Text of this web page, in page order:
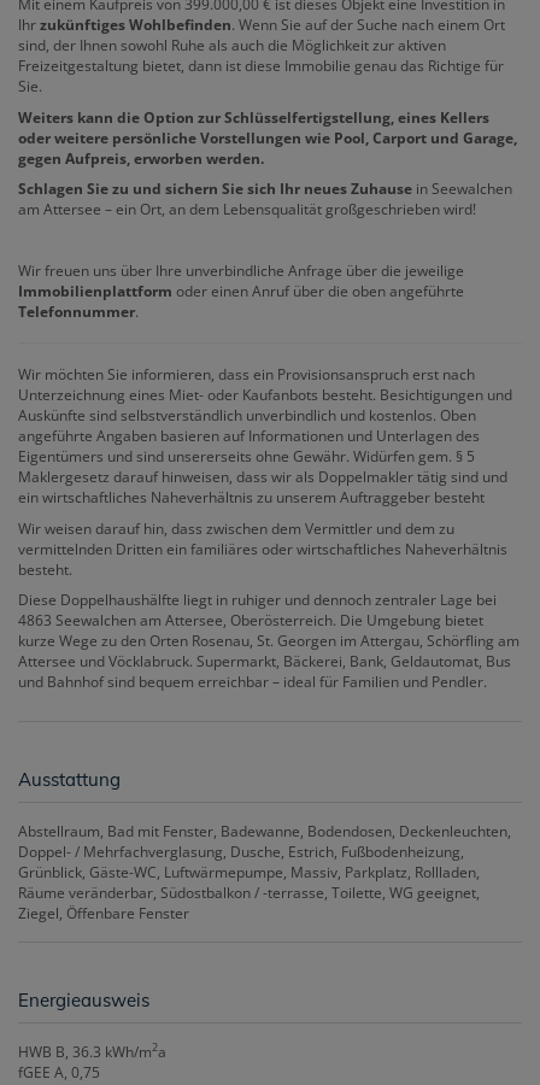
Mit einem Kaufpreis von 399.000,00 € ist dieses Objekt eine Investition in
Ihrzukünftiges Wohlbefinden. Wenn Sie auf der Suche nach einem Ort
sind, der Ihnen sowohl Ruhe als auch die Möglichkeit zur aktiven
Freizeitgestaltung bietet, dann ist diese Immobilie genau das Richtige für
Sie.
Weiters kann die Option zur Schlüsselfertigstellung, eines Kellers
oder weitere persönliche Vorstellungen wie Pool, Carport und Garage,
gegen Aufpreis, erworben werden.
Schlagen Sie zu und sichern Sie sich Ihr neues Zuhause in Seewalchen
am Attersee – ein Ort, an dem Lebensqualität großgeschrieben wird!
Wir freuen uns über Ihre unverbindliche Anfrage über die jeweilige
Immobilienplattform oder einen Anruf über die oben angeführte
Telefonnummer.
Wir möchten Sie informieren, dass ein Provisionsanspruch erst nach
Unterzeichnung eines Miet- oder Kaufanbots besteht. Besichtigungen und
Auskünfte sind selbstverständlich unverbindlich und kostenlos. Oben
angeführte Angaben basieren auf Informationen und Unterlagen des
Eigentümers und sind unsererseits ohne Gewähr. Widürfen gem. § 5
Maklergesetz darauf hinweisen, dass wir als Doppelmakler tätig sind und
ein wirtschaftliches Naheverhältnis zu unserem Auftraggeber besteht
Wir weisen darauf hin, dass zwischen dem Vermittler und dem zu
vermittelnden Dritten ein familiäres oder wirtschaftliches Naheverhältnis
besteht.
Diese Doppelhaushälfte liegt in ruhiger und dennoch zentraler Lage bei
4863 Seewalchen am Attersee, Oberösterreich. Die Umgebung bietet
kurze Wege zu den Orten Rosenau, St. Georgen im Attergau, Schörfling am
Attersee und Vöcklabruck. Supermarkt, Bäckerei, Bank, Geldautomat, Bus
und Bahnhof sind bequem erreichbar – ideal für Familien und Pendler.
Ausstattung
Abstellraum Bad mit Fenster Badewanne Bodendosen Deckenleuchten
Doppel- / Mehrfachverglasung Dusche Estrich Fußbodenheizung
Grünblick Gäste-WC Luftwärmepumpe Massiv Parkplatz Rollladen
Räume veränderbar Südostbalkon / -terrasse Toilette WG geeignet
Ziegel Öffenbare Fenster
Energieausweis
HWB B, 36.3 kWh/m2a
fGEE A, 0,75